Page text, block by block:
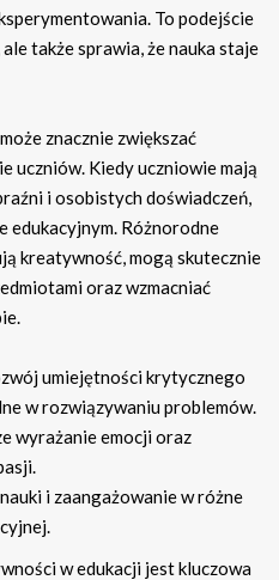
To podejście
także sprawia, że nauka staje
znacznie zwiększać
uczniów. Kiedy uczniowie mają
i osobistych doświadczeń,
edukacyjnym. Różnorodne
kreatywność, mogą skutecznie
oraz wzmacniać
umiejętności krytycznego
w rozwiązywaniu problemów.
wyrażanie emocji oraz
i zaangażowanie w różne
w edukacji jest kluczowa